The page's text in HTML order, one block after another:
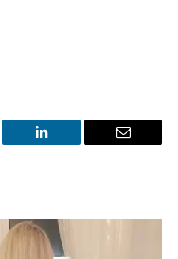
LinkedIn Email